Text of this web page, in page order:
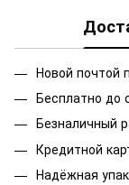
Новой почтой
Бесплатно до
Безналичный
Кредитной
Надёжная